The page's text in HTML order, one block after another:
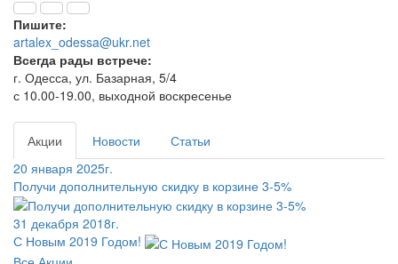
Пишите:
artalex_odessa@ukr.net
Всегда рады встрече:
г. Одесса, ул. Базарная, 5/4
с 10.00-19.00, выходной воскресенье
Акции Новости
Статьи
20 января 2025г.
Получи дополнительную скидку в корзине 3-5%
31 декабря 2018г.
С Новым 2019 Годом!